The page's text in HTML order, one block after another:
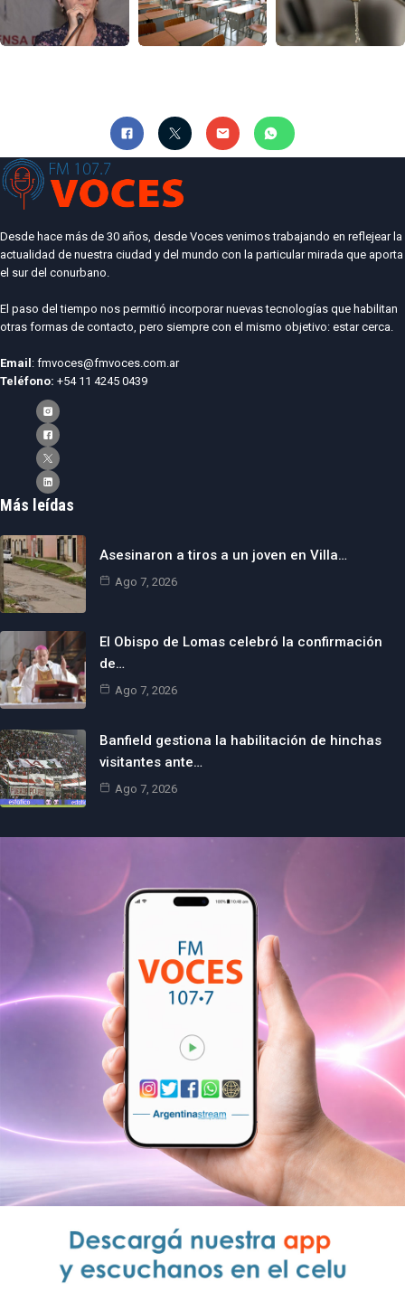
Desde hace más de 30 años, desde Voces venimos trabajando en reflejear la
actualidad de nuestra ciudad y del mundo con la particular mirada que aporta
el sur del conurbano.
El paso del tiempo nos permitió incorporar nuevas tecnologías que habilitan
otras formas de contacto, pero siempre con el mismo objetivo: estar cerca.
Email : fmvoces@fmvoces.com.ar
Teléfono: +54 11 4245 0439
Más leídas
Asesinaron a tiros a un joven en Villa…
Ago 7, 2026
El Obispo de Lomas celebró la confirmación
de…
Ago 7, 2026
Banfield gestiona la habilitación de hinchas
visitantes ante…
Ago 7, 2026